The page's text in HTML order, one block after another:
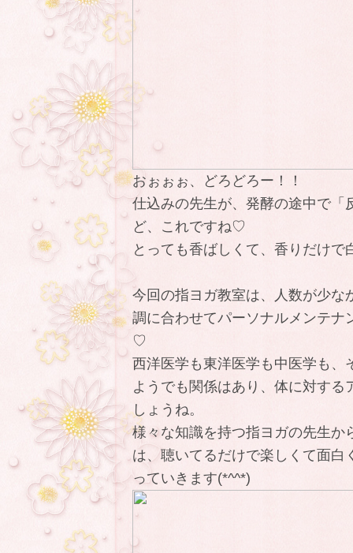
おぉぉぉ、どろどろー！！
仕込みの先生が、発酵の途中で「
ど、これですね♡
とっても香ばしくて、香りだけ
今回の指ヨガ教室は、人数が少な
調に合わせてパーソナルメンテナ
♡
西洋医学も東洋医学も中医学も、
ようでも関係はあり、体に対す
しょうね。
様々な知識を持つ指ヨガの先生か
は、聴いてるだけで楽しくて面白
っていきます(*^^*)